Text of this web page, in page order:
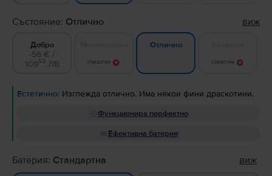
Състояние: Отлично виж
Добро
-56 € /
10953 ЛВ Известие
Отлично
Известие
Естетично: Изглежда отлично. Има някои фини драскотини.
Функционира перфектно
Ефективна батерия
Батерия: Стандартна виж